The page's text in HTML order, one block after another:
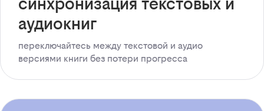
аудиокниг
переключайтесь между текстовой и аудио
версиями книги без потери прогресса